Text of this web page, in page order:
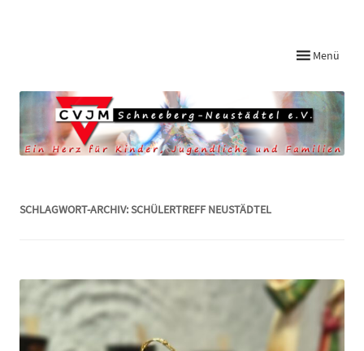
Menü
SCHLAGWORT-ARCHIV:SCHÜLERTREFF NEUSTÄDTEL